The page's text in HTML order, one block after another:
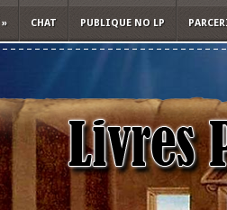
» CHAT PUBLIQUE NO LP